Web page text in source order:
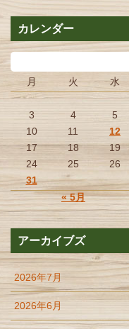
カレンダー
月
火 水
« 5月
3
4 5
10
11 12
17
18 19
24
25 26
31
アーカイブズ
2026年7月
2026年6月